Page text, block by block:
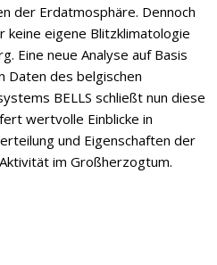
der Erdatmosphäre. Dennoch
keine eigene Blitzklimatologie
Eine neue Analyse auf Basis
Daten des belgischen
BELLS schließt nun diese
wertvolle Einblicke in
und Eigenschaften der
im Großherzogtum.